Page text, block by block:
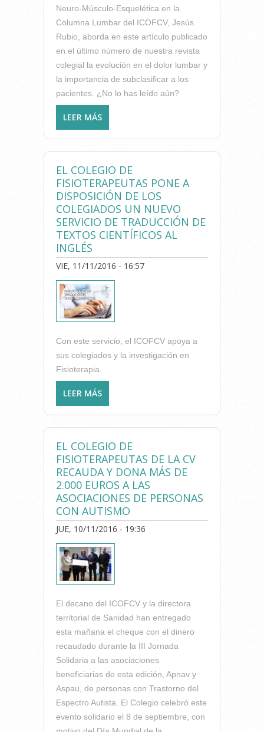
Neuro-Músculo-Esquelética en la
Columna Lumbar del ICOFCV, Jesús
Rubio, aborda en este artículo publicado
en el último número de nuestra revista
colegial la evolución en el dolor lumbar y
la importancia de subclasificar a los
pacientes. ¿No lo has leído aún?
LEER MÁS
DOLOR LUMBAR: PENSAR,
EL COLEGIO DE
FISIOTERAPEUTAS PONE A
DISPOSICIÓN DE LOS
COLEGIADOS UN NUEVO
SERVICIO DE TRADUCCIÓN DE
TEXTOS CIENTÍFICOS AL
INGLÉS
VIE, 11/11/2016 - 16:57
Con este servicio, el ICOFCV apoya a
sus colegiados y la investigación en
Fisioterapia.
LEER MÁS
FISIOTERAPEUTAS PONE A
DISPOSICIÓN DE LOS
SERVICIO DE TRADUCCIÓN
DE TEXTOS CIENTÍFICOS AL
INGLÉS
EL COLEGIO DE
FISIOTERAPEUTAS DE LA CV
RECAUDA Y DONA MÁS DE
2.000 EUROS A LAS
ASOCIACIONES DE PERSONAS
CON AUTISMO
JUE, 10/11/2016 - 19:36
El decano del ICOFCV y la directora
territorial de Sanidad han entregado
esta mañana el cheque con el dinero
recaudado durante la III Jornada
Solidaria a las asociaciones
beneficiarias de esta edición, Apnav y
Aspau, de personas con Trastorno del
Espectro Autista. El Colegio celebró este
evento solidario el 8 de septiembre, con